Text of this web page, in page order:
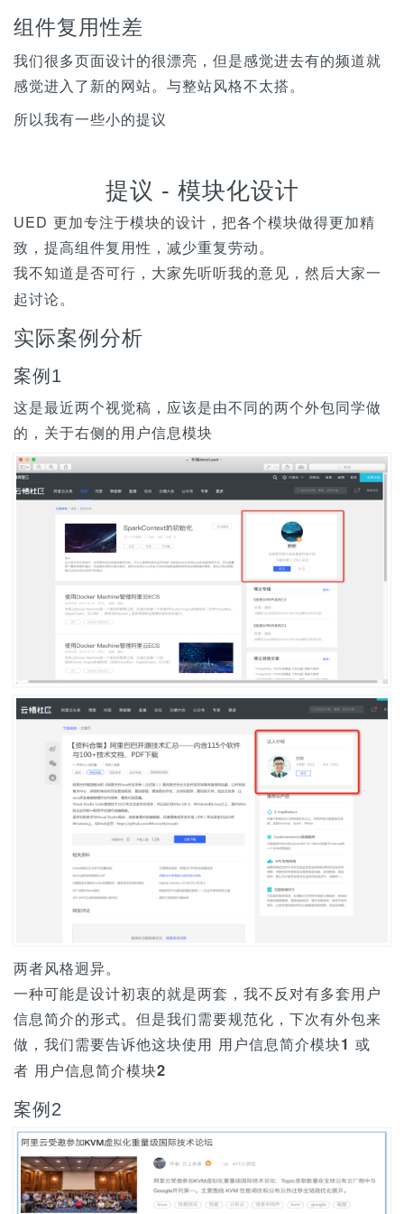
组件复用性差
我们很多页面设计的很漂亮，但是感觉进去有的频道就
感觉进入了新的网站。与整站风格不太搭。
所以我有一些小的提议
提议 - 模块化设计
UED 更加专注于模块的设计，把各个模块做得更加精
致，提高组件复用性，减少重复劳动。
我不知道是否可行 ，大家先听听我的意见，然后大家一
起讨论。
实际案例分析
案例1
这是最近两个视觉稿，应该是由不同的两个外包同学做
的，关于右侧的用户信息模块
两者风格迥异。
一种可能是设计初衷的就是两套，我不反对有多套用户
信息简介的形式。但是我们需要规范化，下次有外包来
做，我们需要告诉他这块使用 用户信息简介模块1 或
者 用户信息简介模块2
案例2